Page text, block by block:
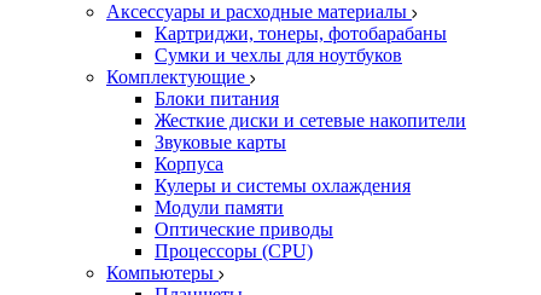
Аксессуары и расходные материалы
Картриджи, тонеры, фотобарабаны
Сумки и чехлы для ноутбуков
Комплектующие
Блоки питания
Жесткие диски и сетевые накопители
Звуковые карты
Корпуса
Кулеры и системы охлаждения
Модули памяти
Оптические приводы
Процессоры (CPU)
Компьютеры